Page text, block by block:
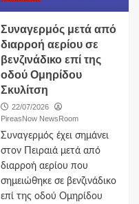
Συναγερμός μετά από
διαρροή αερίου σε
βενζινάδικο επί της
οδού Ομηρίδου
Σκυλίτση
22/07/2026
PireasNow NewsRoom
Συναγερμός έχει σημάνει
στον Πειραιά μετά από
διαρροή αερίου που
σημειώθηκε σε βενζινάδικο
επί της οδού Ομηρίδου